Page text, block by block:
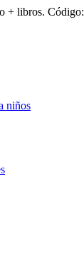
+ libros. Código:
niños